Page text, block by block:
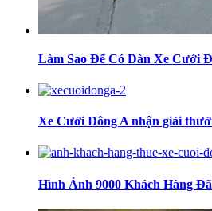
Làm Sao Để Có Dàn Xe Cưới
Xe Cưới Đông A nhận giải
Hình Ảnh 9000 Khách Hàng